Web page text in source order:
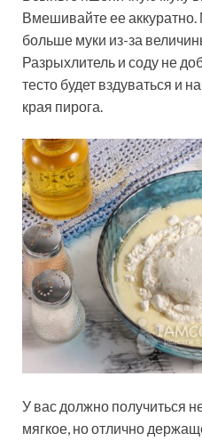
Вмешивайте ее аккуратно.
больше муки из-за
Разрыхлитель и соду не
тесто будет вздуваться и
края пирога.
У вас должно получиться
мягкое, но отлично